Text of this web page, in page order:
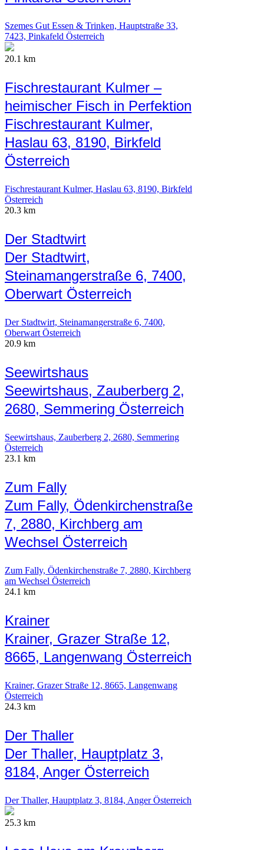
Szemes Gut Essen & Trinken, Hauptstraße 33,
7423, Pinkafeld Österreich
20.1 km
Fischrestaurant Kulmer –
heimischer Fisch in Perfektion
Fischrestaurant Kulmer,
Haslau 63, 8190, Birkfeld
Österreich
Fischrestaurant Kulmer, Haslau 63, 8190, Birkfeld
Österreich
20.3 km
Der Stadtwirt
Der Stadtwirt,
Steinamangerstraße 6, 7400,
Oberwart Österreich
Der Stadtwirt, Steinamangerstraße 6, 7400,
Oberwart Österreich
20.9 km
Seewirtshaus
Seewirtshaus, Zauberberg 2,
2680, Semmering Österreich
Seewirtshaus, Zauberberg 2, 2680, Semmering
Österreich
23.1 km
Zum Fally
Zum Fally, Ödenkirchenstraße
7, 2880, Kirchberg am
Wechsel Österreich
Zum Fally, Ödenkirchenstraße 7, 2880, Kirchberg
am Wechsel Österreich
24.1 km
Krainer
Krainer, Grazer Straße 12,
8665, Langenwang Österreich
Krainer, Grazer Straße 12, 8665, Langenwang
Österreich
24.3 km
Der Thaller
Der Thaller, Hauptplatz 3,
8184, Anger Österreich
Der Thaller, Hauptplatz 3, 8184, Anger Österreich
25.3 km